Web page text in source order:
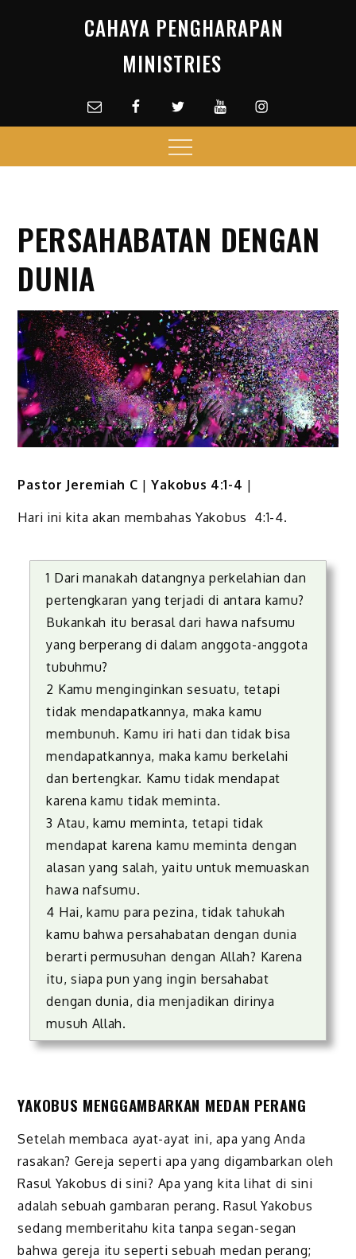
CAHAYA PENGHARAPAN
MINISTRIES
Email facebookTwitterYoutubeInstagram
Menu
PERSAHABATAN DENGAN
DUNIA
Pastor Jeremiah C |Yakobus 4:1-4 |
Hari ini kita akan membahas Yakobus 4:1-4.
1 Dari manakah datangnya perkelahian dan
pertengkaran yang terjadi di antara kamu?
Bukankah itu berasal dari hawa nafsumu
yang berperang di dalam anggota-anggota
tubuhmu?
2 Kamu menginginkan sesuatu, tetapi
tidak mendapatkannya, maka kamu
membunuh. Kamu iri hati dan tidak bisa
mendapatkannya, maka kamu berkelahi
dan bertengkar. Kamu tidak mendapat
karena kamu tidak meminta.
3 Atau, kamu meminta, tetapi tidak
mendapat karena kamu meminta dengan
alasan yang salah, yaitu untuk memuaskan
hawa nafsumu.
4 Hai, kamu para pezina, tidak tahukah
kamu bahwa persahabatan dengan dunia
berarti permusuhan dengan Allah? Karena
itu, siapa pun yang ingin bersahabat
dengan dunia, dia menjadikan dirinya
musuh Allah.
YAKOBUS MENGGAMBARKAN MEDAN PERANG
Setelah membaca ayat-ayat ini, apa yang Anda
rasakan? Gereja seperti apa yang digambarkan oleh
Rasul Yakobus di sini? Apa yang kita lihat di sini
adalah sebuah gambaran perang. Rasul Yakobus
sedang memberitahu kita tanpa segan-segan
bahwa gereja itu seperti sebuah medan perang;